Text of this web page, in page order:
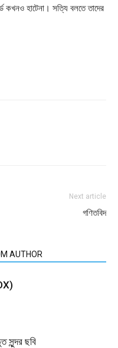
কখনও হাটেনা। সত্যি বলতে তাদের
Next article
গণিতবিদ
AUTHOR
সুন্দর ছবি